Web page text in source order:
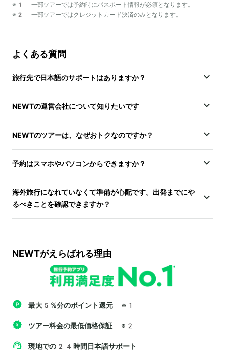
※1 一部ツアーでは予約時にパスポート情報が必須となります。
※2 一部ツアーではクレジットカード決済のみとなります。
よくある質問
旅行先で日本語のサポートはありますか？
NEWTの運営会社について知りたいです
NEWTのツアーは、なぜおトクなのですか？
予約はスマホやパソコンからできますか？
海外旅行になれていなくて準備が心配です。出発までにや
るべきことを確認できますか？
NEWTがえらばれる理由
最大5%分のポイント還元 ※1
ツアー料金の最低価格保証 ※2
現地での24時間日本語サポート